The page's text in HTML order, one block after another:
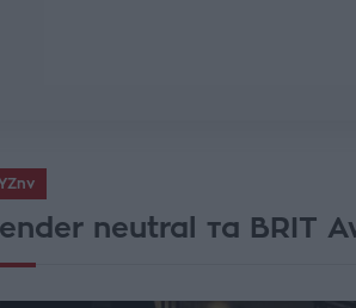
neutral τα BRIT